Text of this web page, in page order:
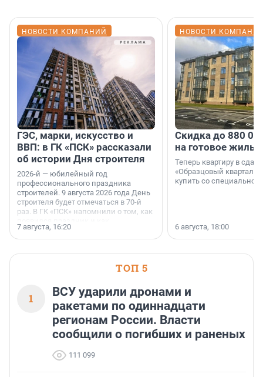
НОВОСТИ КОМПАНИЙ
ГЭС, марки, искусство и
ВВП: в ГК «ПСК» рассказали
об истории Дня строителя
2026-й — юбилейный год
профессионального праздника
строителей. 9 августа 2026 года День
строителя будет отмечаться в 70-й
раз. В ГК «ПСК» напомнили о том, как
поменялась роль строительства.
7 августа, 16:20
НОВОСТИ
Скидка до 880
на готовое
Теперь квартиру в
«Образцовый квартал
купить со специальной
6 августа, 18:00
ТОП 5
1
ВСУ ударили дронами и
ракетами по одиннадцати
регионам России. Власти
сообщили о погибших и раненых
111 099